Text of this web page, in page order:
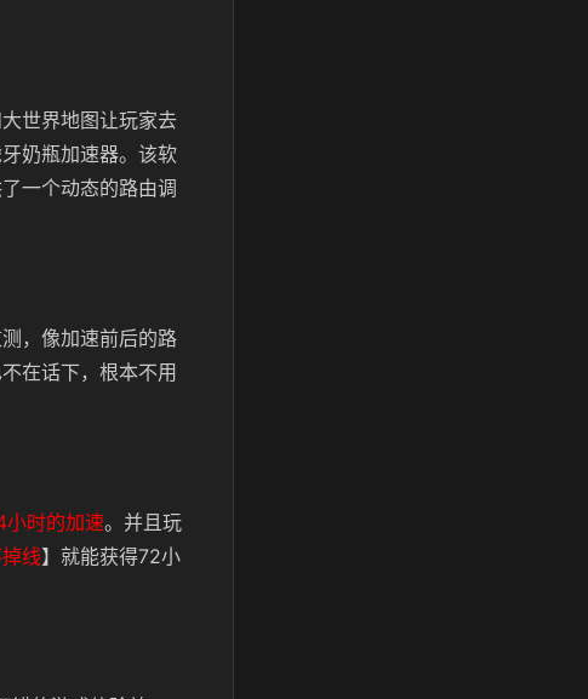
世界地图让玩家去
奶瓶加速器。该软
一个动态的路由调
，像加速前后的路
在话下，根本不用
小时的加速。并且玩
线】就能获得72小